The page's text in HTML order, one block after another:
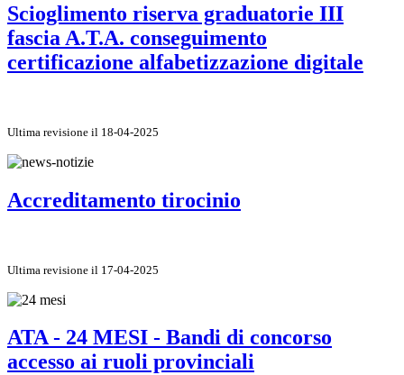
Scioglimento riserva graduatorie III
fascia A.T.A. conseguimento
certificazione alfabetizzazione digitale
Ultima revisione il 18-04-2025
Accreditamento tirocinio
Ultima revisione il 17-04-2025
ATA - 24 MESI - Bandi di concorso
accesso ai ruoli provinciali